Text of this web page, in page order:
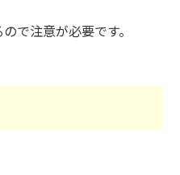
で注意が必要です。